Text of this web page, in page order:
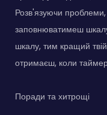
Розв'язуючи
заповнюватимеш
шкалу, тим кращий твій
отримаєш, коли
Поради та хитрощі